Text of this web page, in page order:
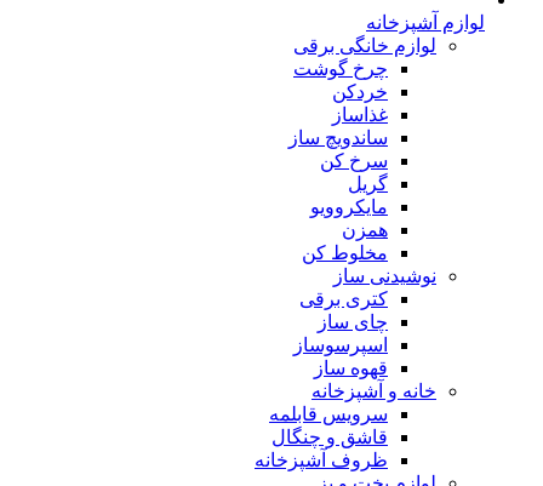
لوازم آشپزخانه
لوازم خانگی برقی
چرخ گوشت
خردکن
غذاساز
ساندویچ ساز
سرخ کن
گریل
مایکروویو
همزن
مخلوط کن
نوشیدنی ساز
کتری برقی
چای ساز
اسپرسوساز
قهوه ساز
خانه و آشپزخانه
سرویس قابلمه
قاشق و چنگال
ظروف آشپزخانه